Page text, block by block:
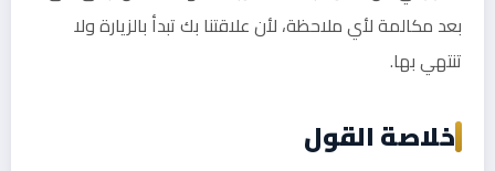
بعد مكالمة لأي ملاحظة، لأن علاقتنا بك تبدأ بالزيارة ولا
تنتهي بها.
خلاصة القول